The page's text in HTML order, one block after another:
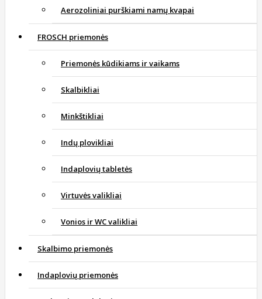
Aerozoliniai purškiami namų kvapai
FROSCH priemonės
Priemonės kūdikiams ir vaikams
Skalbikliai
Minkštikliai
Indų plovikliai
Indaplovių tabletės
Virtuvės valikliai
Vonios ir WC valikliai
Skalbimo priemonės
Indaplovių priemonės